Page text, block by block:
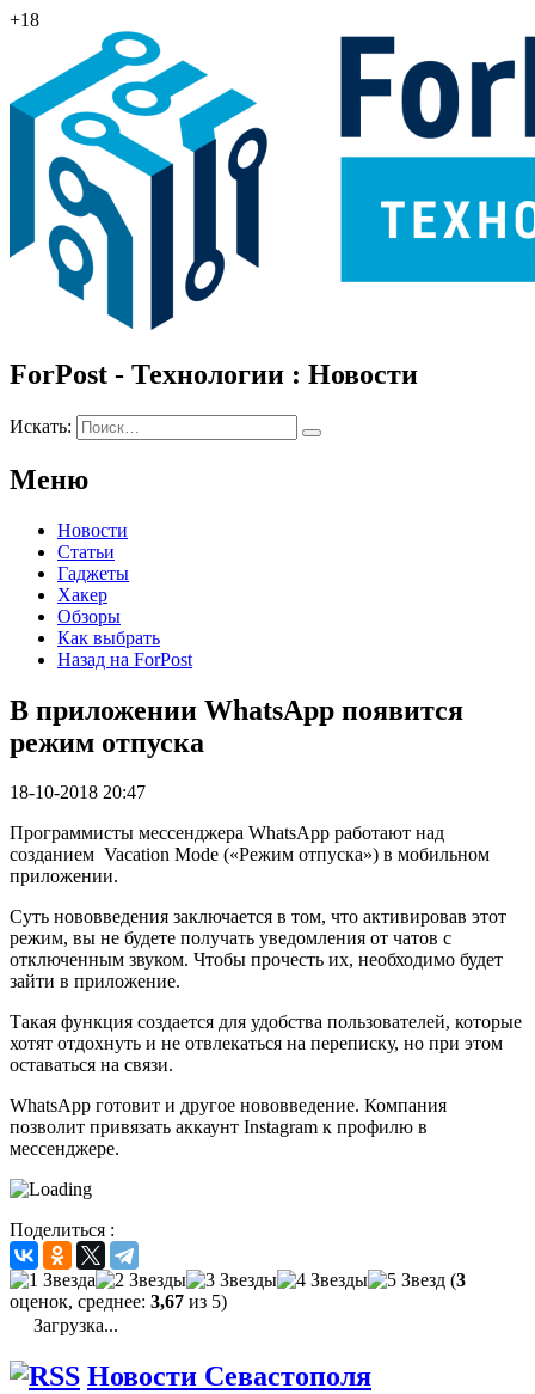
+18
ForPost - Технологии : Новости
Искать:
Меню
Новости
Статьи
Гаджеты
Хакер
Обзоры
Как выбрать
Назад на ForPost
В приложении WhatsApp появится
режим отпуска
18-10-2018 20:47
Программисты мессенджера WhatsApp работают над
созданием Vacation Mode («Режим отпуска») в мобильном
приложении.
Суть нововведения заключается в том, что активировав этот
режим, вы не будете получать уведомления от чатов с
отключенным звуком. Чтобы прочесть их, необходимо будет
зайти в приложение.
Такая функция создается для удобства пользователей, которые
хотят отдохнуть и не отвлекаться на переписку, но при этом
оставаться на связи.
WhatsApp готовит и другое нововведение. Компания
позволит привязать аккаунт Instagram к профилю в
мессенджере.
Поделиться :
(3
оценок, среднее: 3,67 из 5)
Загрузка...
Новости Севастополя